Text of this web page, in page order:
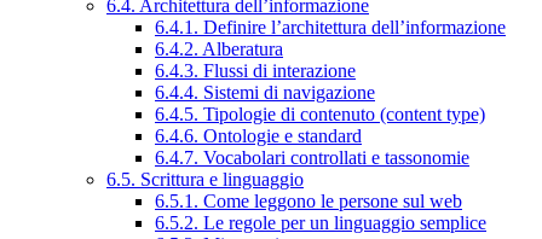
6.4. Architettura dell’informazione
6.4.1. Definire l’architettura dell’informazione
6.4.2. Alberatura
6.4.3. Flussi di interazione
6.4.4. Sistemi di navigazione
6.4.5. Tipologie di contenuto (content type)
6.4.6. Ontologie e standard
6.4.7. Vocabolari controllati e tassonomie
6.5. Scrittura e linguaggio
6.5.1. Come leggono le persone sul web
6.5.2. Le regole per un linguaggio semplice